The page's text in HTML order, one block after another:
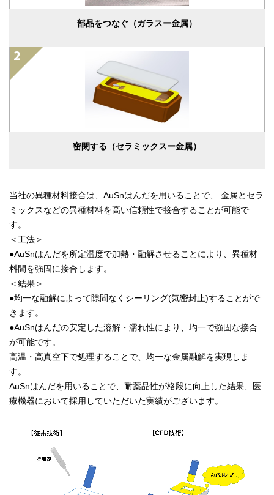
部品をつなぐ（ガラスー金属）
密閉する（セラミックスー金属）
当社の異種材料接合は、AuSnはんだを用いることで、 金属とセラ
ミックスなどの異種材料を高い信頼性で接合することが可能で
す。
＜工法＞
●AuSnはんだを所定温度で加熱・融解させることにより、異種材
料間を強固に接合します。
＜結果＞
●均一な融解によって隙間なくシーリング(気密封止)することがで
きます。
●AuSnはんだの安定した溶解・濡れ性により、均一で強固な接合
が可能です。
高温・高真空下で処理することで、均一な金属融解を実現しま
す。
AuSnはんだを用いることで、耐薬品性が格段に向上した結果、医
療機器において採用していただいた実績がございます。